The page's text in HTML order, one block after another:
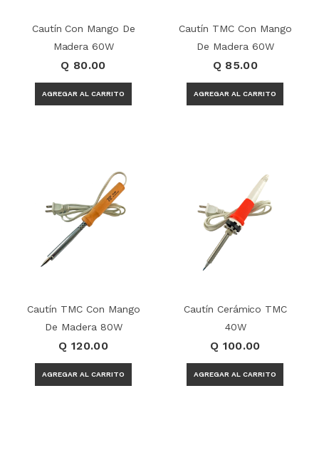
Cautín Con Mango De
Madera 60W
Q 80.00
Cautín TMC Con Mango
De Madera 60W
Q 85.00
Cautín TMC Con Mango
De Madera 80W
Q 120.00
Cautín Cerámico TMC
40W
Q 100.00